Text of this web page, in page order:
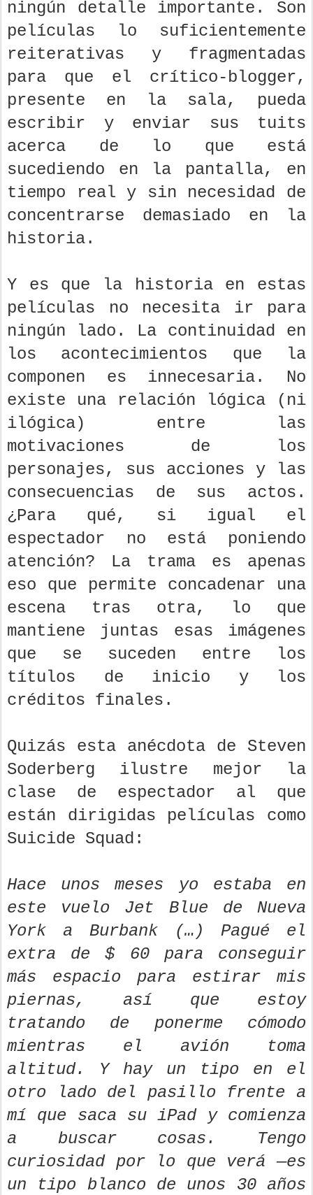
ningún detalle importante. Son
películas lo suficientemente
reiterativas y fragmentadas
para que el crítico-blogger,
presente en la sala, pueda
escribir y enviar sus tuits
acerca de lo que está
sucediendo en la pantalla, en
tiempo real y sin necesidad de
concentrarse demasiado en la
historia.
Y es que la historia en estas
películas no necesita ir para
ningún lado. La continuidad en
los acontecimientos que la
componen es innecesaria. No
existe una relación lógica (ni
ilógica) entre las
motivaciones de los
personajes, sus acciones y las
consecuencias de sus actos.
¿Para qué, si igual el
espectador no está poniendo
atención? La trama es apenas
eso que permite concadenar una
escena tras otra, lo que
mantiene juntas esas imágenes
que se suceden entre los
títulos de inicio y los
créditos finales.
Quizás esta anécdota de Steven
Soderberg ilustre mejor la
clase de espectador al que
están dirigidas películas como
Suicide Squad:
Hace unos meses yo estaba en
este vuelo Jet Blue de Nueva
York a Burbank (…) Pagué el
extra de $ 60 para conseguir
más espacio para estirar mis
piernas, así que estoy
tratando de ponerme cómodo
mientras el avión toma
altitud. Y hay un tipo en el
otro lado del pasillo frente a
mí que saca su iPad y comienza
a buscar cosas. Tengo
curiosidad por lo que verá —es
un tipo blanco de unos 30 años